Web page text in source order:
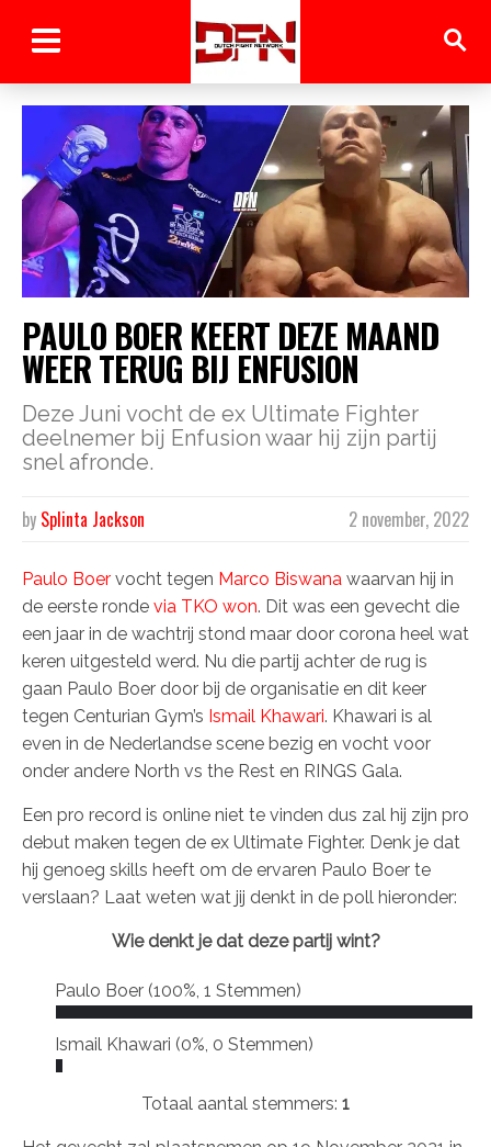
PAULO BOER KEERT DEZE MAAND
WEER TERUG BIJ ENFUSION
Deze Juni vocht de ex Ultimate Fighter
deelnemer bij Enfusion waar hij zijn partij
snel afronde.
2 november, 2022
by Splinta Jackson
Paulo Boer vocht tegen Marco Biswana waarvan hij in
de eerste ronde via TKO won. Dit was een gevecht die
een jaar in de wachtrij stond maar door corona heel wat
keren uitgesteld werd. Nu die partij achter de rug is
gaan Paulo Boer door bij de organisatie en dit keer
tegen Centurian Gym’s Ismail Khawari. Khawari is al
even in de Nederlandse scene bezig en vocht voor
onder andere North vs the Rest en RINGS Gala.
Een pro record is online niet te vinden dus zal hij zijn pro
debut maken tegen de ex Ultimate Fighter. Denk je dat
hij genoeg skills heeft om de ervaren Paulo Boer te
verslaan? Laat weten wat jij denkt in de poll hieronder:
Wie denkt je dat deze partij wint?
Paulo Boer (100%, 1 Stemmen)
Ismail Khawari (0%, 0 Stemmen)
Totaal aantal stemmers: 1